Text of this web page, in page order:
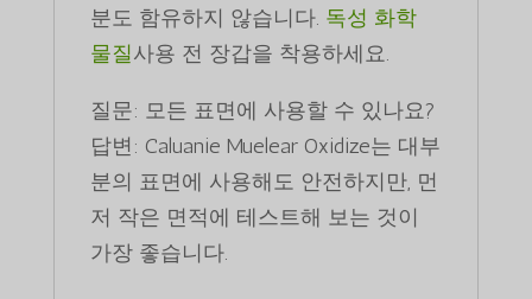
분도 함유하지 않습니다. 독성 화학
물질사용 전 장갑을 착용하세요.
질문: 모든 표면에 사용할 수 있나요?
답변: Caluanie Muelear Oxidize는 대부
분의 표면에 사용해도 안전하지만, 먼
저 작은 면적에 테스트해 보는 것이
가장 좋습니다.